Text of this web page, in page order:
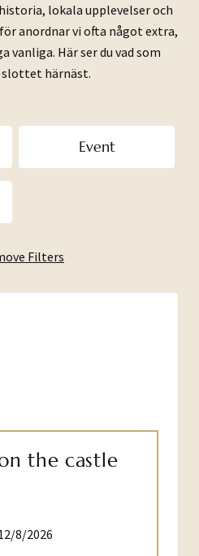
lokala upplevelser och
anordnar vi ofta något extra,
vanliga. Här ser du vad som
slottet härnäst.
Event
Filters
the castle
8/2026